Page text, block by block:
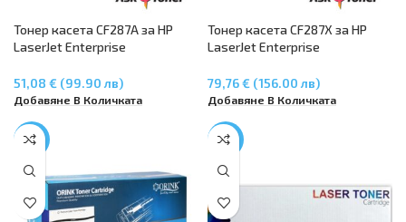
Тонер касета CF287A за HP
LaserJet Enterprise
M527c/M527z/M527dn/M527f,
LaserJet Pro M501dn
51,08 € (99.90 лв)
Добавяне В Количката
Тонер касета CF287X за HP
LaserJet Enterprise
M527c/M527z/M527dn/M527f,
LaserJet Pro M501dn
79,76 € (156.00 лв)
Добавяне В Количката
-24% -22%